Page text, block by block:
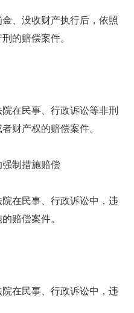
、没收财产执行后，依照
的赔偿案件。
在民事、行政诉讼等非刑
财产权的赔偿案件。
强制措施赔偿
在民事、行政诉讼中，违
赔偿案件。
在民事、行政诉讼中，违